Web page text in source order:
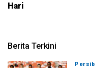
Hari
Berita Terkini
Persib